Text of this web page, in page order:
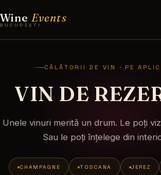
Wine Events
BUCUREȘTI
CĂLĂTORII DE VIN · PE
VIN DE
Unele vinuri merită un drum. Le poți
Sau le poți înțelege din
CHAMPAGNE TOSCANA JEREZ